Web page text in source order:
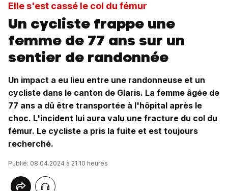
Elle s'est cassé le col du fémur
Un cycliste frappe une
femme de 77 ans sur un
sentier de randonnée
Un impact a eu lieu entre une randonneuse et un
cycliste dans le canton de Glaris. La femme âgée de
77 ans a dû être transportée à l'hôpital après le
choc. L'incident lui aura valu une fracture du col du
fémur. Le cycliste a pris la fuite et est toujours
recherché.
Publié: 08.04.2024 à 21:10 heures